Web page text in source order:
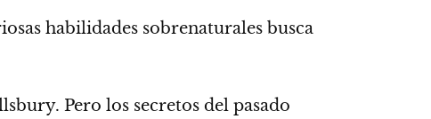
habilidades sobrenaturales busca
Pero los secretos del pasado